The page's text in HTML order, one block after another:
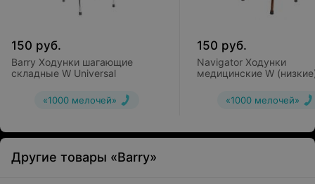
150 руб.
Barry Ходунки шагающие
складные W Universal
«1000 мелочей»
150 руб.
Navigator Ходунки
медицинские W
«1000 мелочей»
Другие товары «Barry»